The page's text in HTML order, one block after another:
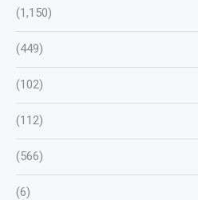
(1,150)
(449)
(102)
(112)
(566)
(6)